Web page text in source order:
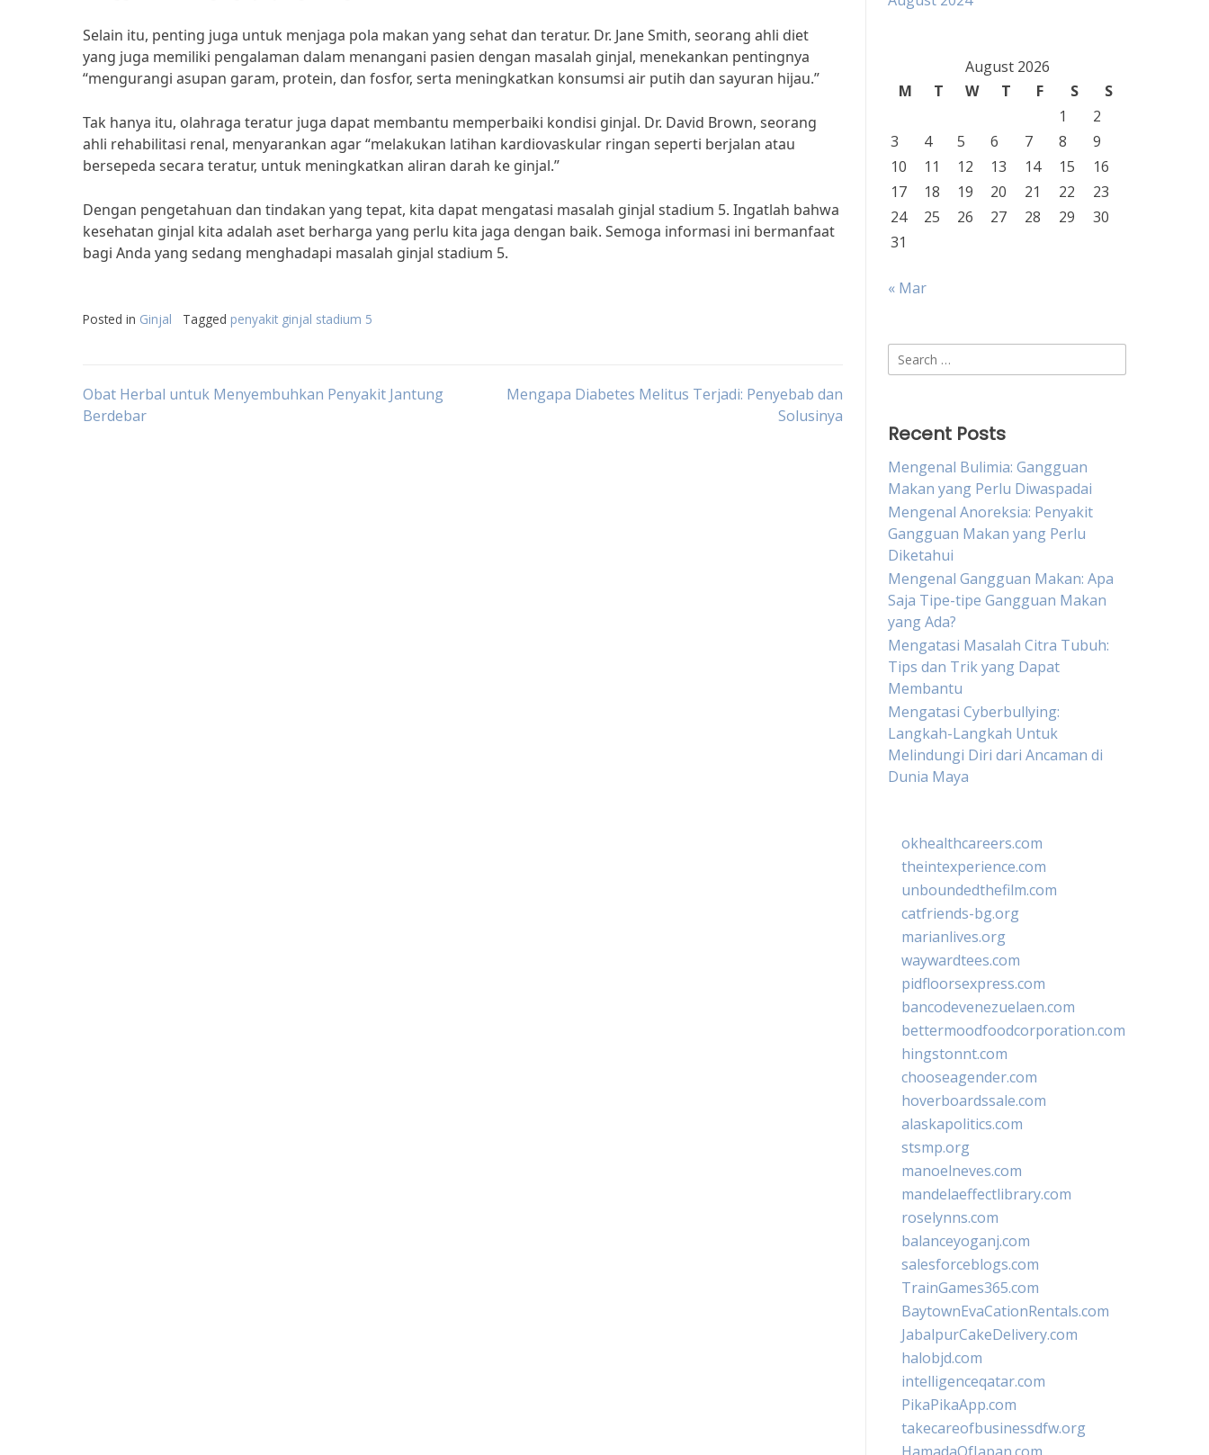
Selain itu, penting juga untuk menjaga pola makan yang sehat dan teratur. Dr. Jane Smith, seorang ahli diet
yang juga memiliki pengalaman dalam menangani pasien dengan masalah ginjal, menekankan pentingnya
“mengurangi asupan garam, protein, dan fosfor, serta meningkatkan konsumsi air putih dan sayuran hijau.”
Tak hanya itu, olahraga teratur juga dapat membantu memperbaiki kondisi ginjal. Dr. David Brown, seorang
ahli rehabilitasi renal, menyarankan agar “melakukan latihan kardiovaskular ringan seperti berjalan atau
bersepeda secara teratur, untuk meningkatkan aliran darah ke ginjal.”
Dengan pengetahuan dan tindakan yang tepat, kita dapat mengatasi masalah ginjal stadium 5. Ingatlah bahwa
kesehatan ginjal kita adalah aset berharga yang perlu kita jaga dengan baik. Semoga informasi ini bermanfaat
bagi Anda yang sedang menghadapi masalah ginjal stadium 5.
Posted in Ginjal Tagged penyakit ginjal stadium 5
Post
Obat Herbal untuk Menyembuhkan Penyakit Jantung
Berdebar
Mengapa Diabetes Melitus Terjadi: Penyebab dan
Solusinya
August 2026
M
T W T F S
S
1
2
3
4 5 6 7 8
9
10
11 12 13 14 15
16
17
18 19 20 21 22
23
24
25 26 27 28 29
30
31
« Mar
Search
for:
Recent Posts
Mengenal Bulimia: Gangguan
Makan yang Perlu Diwaspadai
Mengenal Anoreksia: Penyakit
Gangguan Makan yang Perlu
Diketahui
Mengenal Gangguan Makan: Apa
Saja Tipe-tipe Gangguan Makan
yang Ada?
Mengatasi Masalah Citra Tubuh:
Tips dan Trik yang Dapat
Membantu
Mengatasi Cyberbullying:
Langkah-Langkah Untuk
Melindungi Diri dari Ancaman di
Dunia Maya
okhealthcareers.com
theintexperience.com
unboundedthefilm.com
catfriends-bg.org
marianlives.org
waywardtees.com
pidfloorsexpress.com
bancodevenezuelaen.com
bettermoodfoodcorporation.com
hingstonnt.com
chooseagender.com
hoverboardssale.com
alaskapolitics.com
stsmp.org
manoelneves.com
mandelaeffectlibrary.com
roselynns.com
balanceyoganj.com
salesforceblogs.com
TrainGames365.com
BaytownEvaCationRentals.com
JabalpurCakeDelivery.com
halobjd.com
intelligenceqatar.com
PikaPikaApp.com
takecareofbusinessdfw.org